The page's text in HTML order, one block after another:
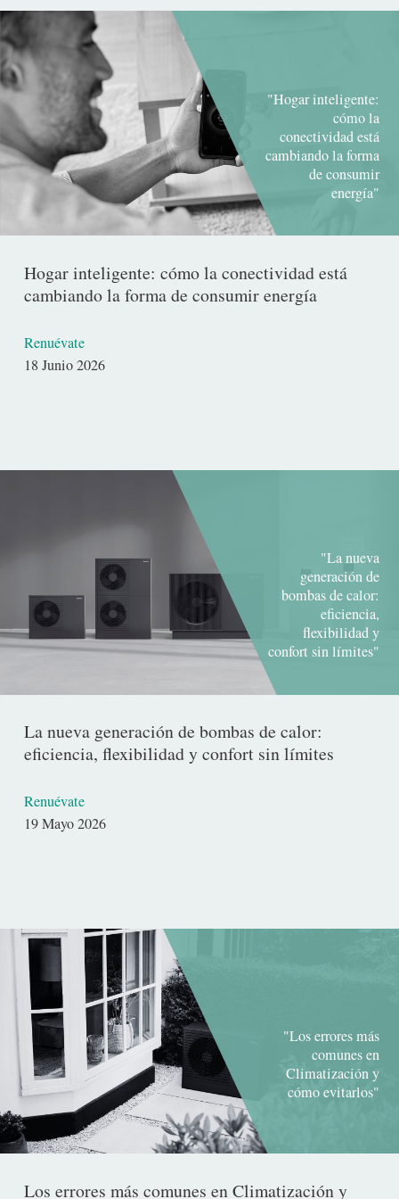
"Hogar inteligente:
cómo la
conectividad está
cambiando la forma
de consumir
energía"
Hogar inteligente: cómo la conectividad está
cambiando la forma de consumir energía
Renuévate
Fecha18 Junio 2026
"La nueva
generación de
bombas de calor:
eficiencia,
flexibilidad y
confort sin límites"
La nueva generación de bombas de calor:
eficiencia, flexibilidad y confort sin límites
Renuévate
Fecha19 Mayo 2026
"Los errores más
comunes en
Climatización y
cómo evitarlos"
Los errores más comunes en Climatización y